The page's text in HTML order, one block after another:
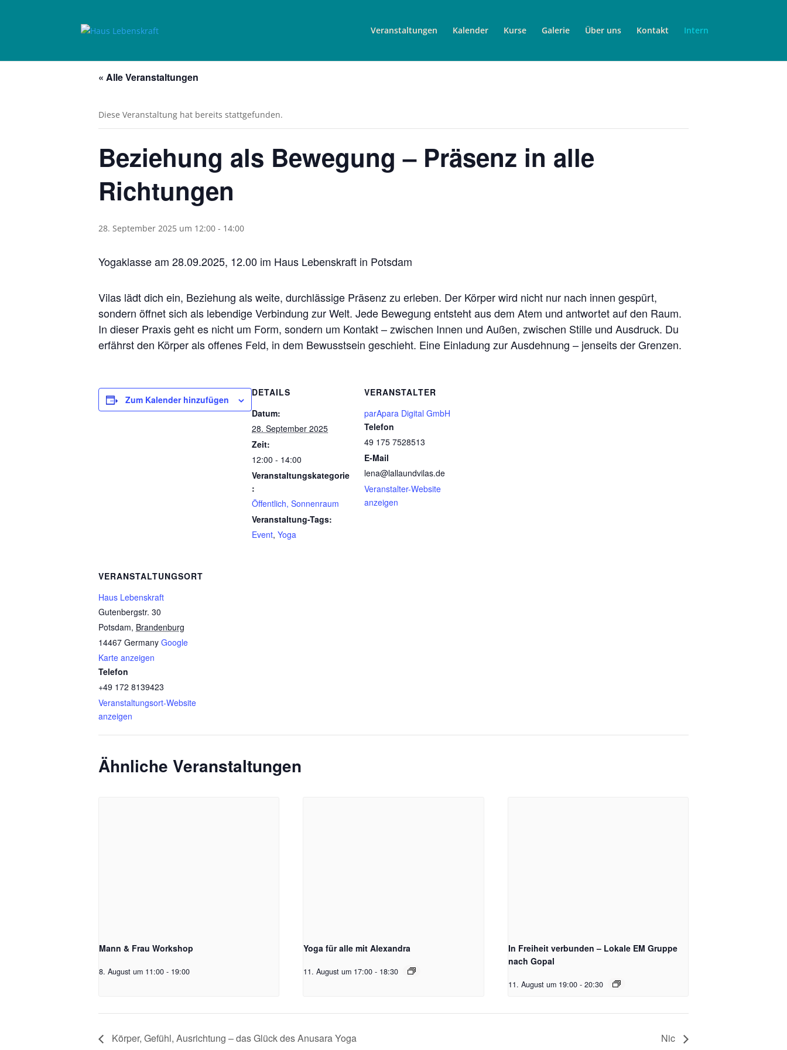
Veranstaltungen Kalender Kurse Galerie Über uns Kontakt Intern
« Alle Veranstaltungen
Diese Veranstaltung hat bereits stattgefunden.
Beziehung als Bewegung – Präsenz in alle
Richtungen
28. September 2025 um 12:00 - 14:00
Yogaklasse am 28.09.2025, 12.00 im Haus Lebenskraft in Potsdam
Vilas lädt dich ein, Beziehung als weite, durchlässige Präsenz zu erleben. Der Körper wird nicht nur nach innen gespürt,
sondern öffnet sich als lebendige Verbindung zur Welt. Jede Bewegung entsteht aus dem Atem und antwortet auf den Raum.
In dieser Praxis geht es nicht um Form, sondern um Kontakt – zwischen Innen und Außen, zwischen Stille und Ausdruck. Du
erfährst den Körper als offenes Feld, in dem Bewusstsein geschieht. Eine Einladung zur Ausdehnung – jenseits der Grenzen.
Zum Kalender hinzufügen
DETAILS
Datum:
28. September 2025
Zeit:
12:00 - 14:00
Veranstaltungskategorie
:
Öffentlich, Sonnenraum
Veranstaltung-Tags:
Event, Yoga
VERANSTALTER
parApara Digital GmbH
Telefon
49 175 7528513
E-Mail
lena@lallaundvilas.de
Veranstalter-Website
anzeigen
VERANSTALTUNGSORT
Haus Lebenskraft
Gutenbergstr. 30
Potsdam, Brandenburg
14467 Germany Google
Karte anzeigen
Telefon
+49 172 8139423
Veranstaltungsort-Website
anzeigen
Ähnliche Veranstaltungen
Mann & Frau Workshop
8. August um 11:00 - 19:00
Yoga für alle mit Alexandra
11. August um 17:00 - 18:30
In Freiheit verbunden – Lokale EM Gruppe
nach Gopal
11. August um 19:00 - 20:30
Körper, Gefühl, Ausrichtung – das Glück des Anusara Yoga Nic